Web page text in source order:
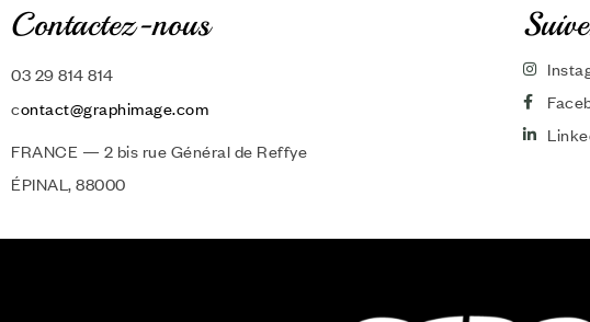
Contactez-nous
03 29 814 814
contact@graphimage.com
FRANCE — 2 bis rue Général de Reffye
ÉPINAL, 88000